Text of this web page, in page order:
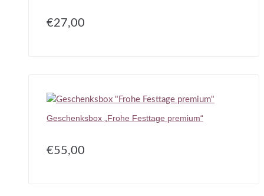
€27,00
Geschenksbox „Frohe Festtage premium“
€55,00